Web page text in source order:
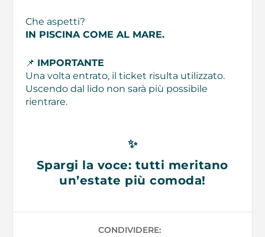
Che aspetti?
IN PISCINA COME AL MARE.
📌 IMPORTANTE
Una volta entrato, il ticket risulta utilizzato.
Uscendo dal lido non sarà più possibile
rientrare.
✨
Spargi la voce: tutti meritano
un’estate più comoda!
CONDIVIDERE: